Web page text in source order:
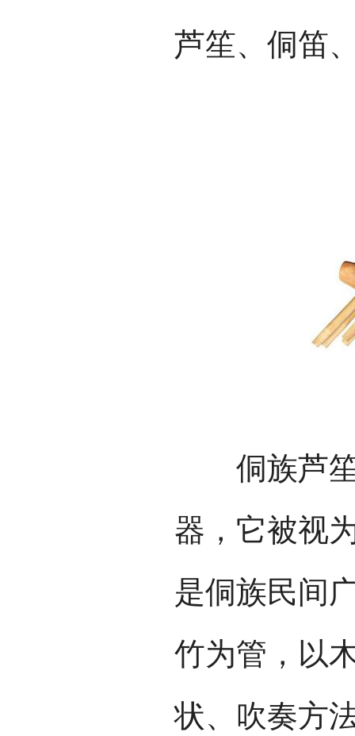
芦笙、侗笛
侗族芦笙
器，它被视
是侗族民间
竹为管，以
状、吹奏方